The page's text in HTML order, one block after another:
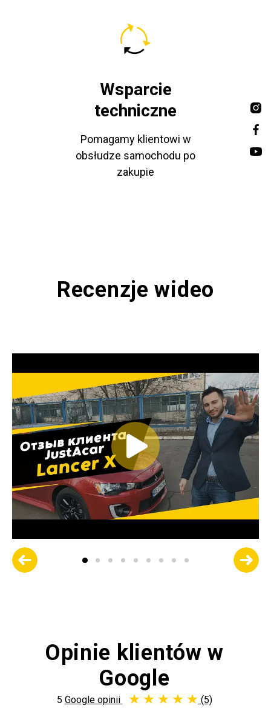
Wsparcie
techniczne
Pomagamy klientowi w
obsłudze samochodu po
zakupie
Recenzje wideo
Opinie klientów w
Google
5 Google opinii (5)